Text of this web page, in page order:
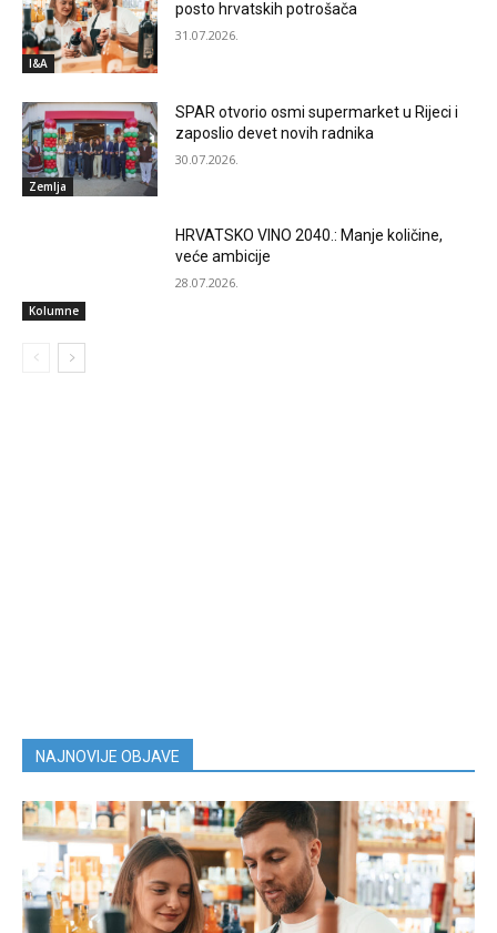
I&A
posto hrvatskih potrošača
31.07.2026.
Zemlja
SPAR otvorio osmi supermarket u Rijeci i
zaposlio devet novih radnika
30.07.2026.
Kolumne
HRVATSKO VINO 2040.: Manje količine,
veće ambicije
28.07.2026.
NAJNOVIJE OBJAVE